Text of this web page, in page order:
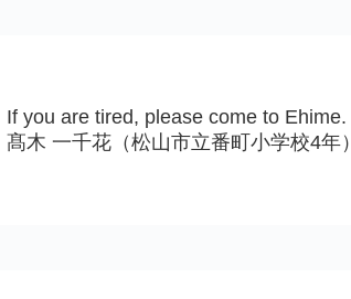
If you are tired, please come to Ehime.
髙木 一千花（松山市立番町小学校4年）